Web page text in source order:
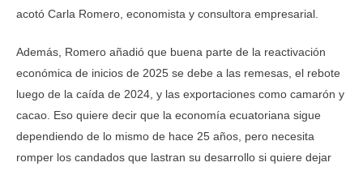
acotó Carla Romero, economista y consultora empresarial.
Además, Romero añadió que buena parte de la reactivación
económica de inicios de 2025 se debe a las remesas, el rebote
luego de la caída de 2024, y las exportaciones como camarón y
cacao. Eso quiere decir que la economía ecuatoriana sigue
dependiendo de lo mismo de hace 25 años, pero necesita
romper los candados que lastran su desarrollo si quiere dejar